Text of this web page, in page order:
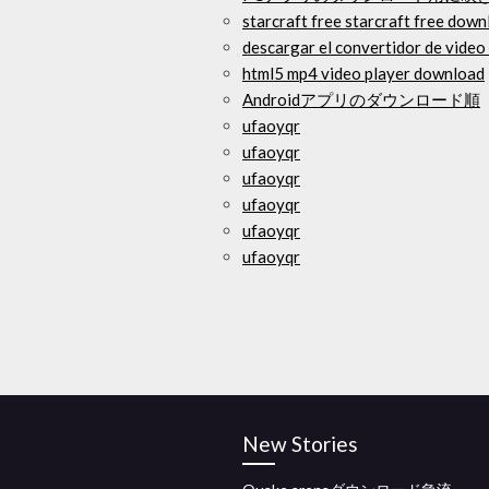
starcraft free starcraft free
descargar el convertidor de
html5 mp4 video player download
Androidアプリのダウンロード順
ufaoyqr
ufaoyqr
ufaoyqr
ufaoyqr
ufaoyqr
ufaoyqr
New Stories